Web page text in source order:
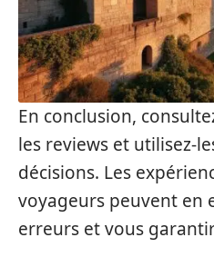
En conclusion,
les reviews et utilisez-
décisions. Les
voyageurs peuvent en
erreurs et vous